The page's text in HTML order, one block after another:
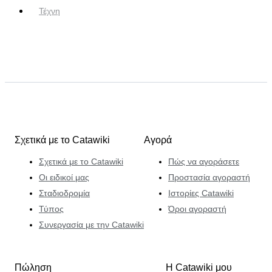
Τέχνη
Σχετικά με το Catawiki
Σχετικά με το Catawiki
Οι ειδικοί μας
Σταδιοδρομία
Τύπος
Συνεργασία με την Catawiki
Αγορά
Πώς να αγοράσετε
Προστασία αγοραστή
Ιστορίες Catawiki
Όροι αγοραστή
Πώληση Η Catawiki μου